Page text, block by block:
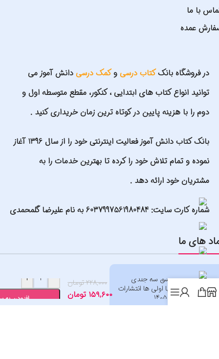
با ما
عمده
در فروشگاه بانککتاب درسی وکمک درسی دانش آموز می
توانید انواع کتاب های ابتدایی ، کنکور، مقطع متوسطه اول و
دوم را با هزینه پایین در کوتاه ترین زمان خریداری کنید .
بانک کتاب دانش آموز فعالیت اینترنتی خود را از سال 1396 آغاز
نموده و تمام تلاش خود را کرده تا بهترین خدمات را به
مشتریان خود ارائه دهد .
شماره کارت سایت: 6037997561980484 به نام علیرضا گلمحمدی
های ما
دفتر مشق سه جلدی
همگام با اولی ها انتشارات
صیانت 1405
۲۲۸,۰۰۰تومان
۱۵۹,۶۰۰ تومان
+
افزودن به